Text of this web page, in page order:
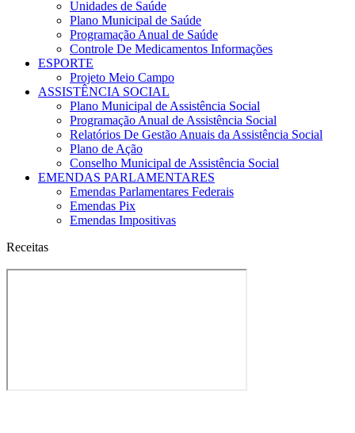
Unidades de Saúde
Plano Municipal de Saúde
Programação Anual de Saúde
Controle De Medicamentos Informações
ESPORTE
Projeto Meio Campo
ASSISTÊNCIA SOCIAL
Plano Municipal de Assistência Social
Programação Anual de Assistência Social
Relatórios De Gestão Anuais da Assistência Social
Plano de Ação
Conselho Municipal de Assistência Social
EMENDAS PARLAMENTARES
Emendas Parlamentares Federais
Emendas Pix
Emendas Impositivas
Receitas